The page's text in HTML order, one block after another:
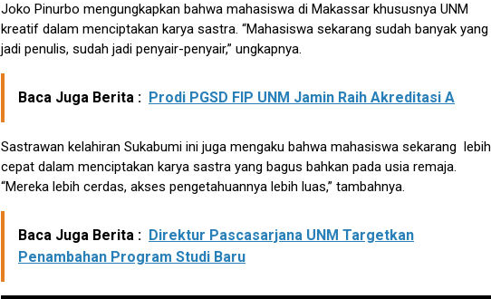
Joko Pinurbo mengungkapkan bahwa mahasiswa di Makassar khususnya UNM
kreatif dalam menciptakan karya sastra. “Mahasiswa sekarang sudah banyak yang
jadi penulis, sudah jadi penyair-penyair,” ungkapnya.
Baca Juga Berita : Prodi PGSD FIP UNM Jamin Raih Akreditasi A
Sastrawan kelahiran Sukabumi ini juga mengaku bahwa mahasiswa sekarang lebih
cepat dalam menciptakan karya sastra yang bagus bahkan pada usia remaja.
“Mereka lebih cerdas, akses pengetahuannya lebih luas,” tambahnya.
Baca Juga Berita : Direktur Pascasarjana UNM Targetkan
Penambahan Program Studi Baru